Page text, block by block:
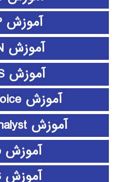
آموزش EMTP
آموزش ePLAN
آموزش ETABS
آموزش expert choice
آموزش Frontier Analyst
آموزش github
آموزش HFSS